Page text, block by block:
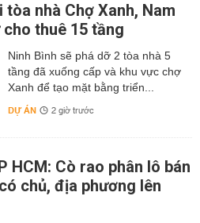
459 ca bệnh COVID-19 của
bệnh, chiếm 80,4% tổng số
nước ngoài, đến nay có
tịch nước ngoài đã được Việt
trường hợp bệnh nhân
cho đến thời điểm này.
trong số các bệnh nhân
dõi sức khoẻ tại các cơ sở
có kết quả xét nghiệm âm tính
CoV-2. Hiện còn 69 bệnh
nhà Chợ Xanh, Nam
thuê 15 tầng
Ninh Bình sẽ phá dỡ 2 tòa nhà 5
tầng đã xuống cấp và khu vực chợ
Xanh để tạo mặt bằng triển...
DỰ ÁN 2 giờ trước
HCM: Cò rao phân lô bán
chủ, địa phương lên